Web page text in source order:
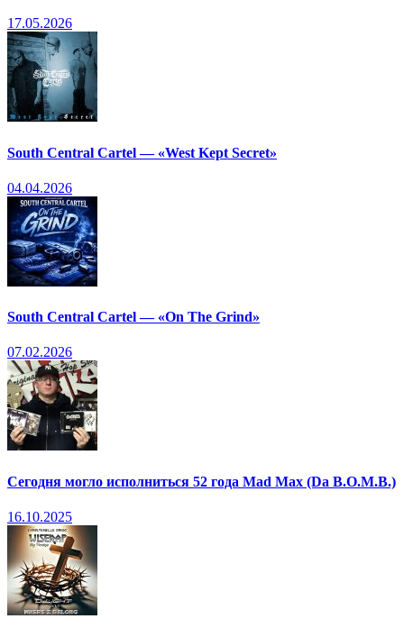
17.05.2026
South Central Cartel — «West Kept Secret»
04.04.2026
South Central Cartel — «On The Grind»
07.02.2026
Сегодня могло исполниться 52 года Mad Max (Da B.O.M.B.)
16.10.2025